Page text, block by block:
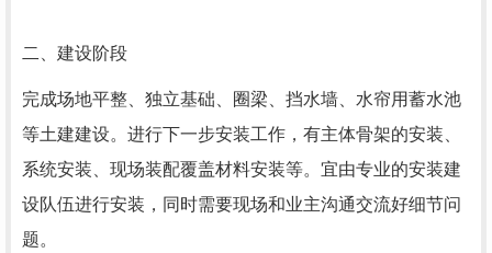
二、建设阶段
完成场地平整、独立基础、圈梁、挡水墙、水帘用蓄水池
等土建建设。进行下一步安装工作，有主体骨架的安装、
系统安装、现场装配覆盖材料安装等。宜由专业的安装建
设队伍进行安装，同时需要现场和业主沟通交流好细节问
题。